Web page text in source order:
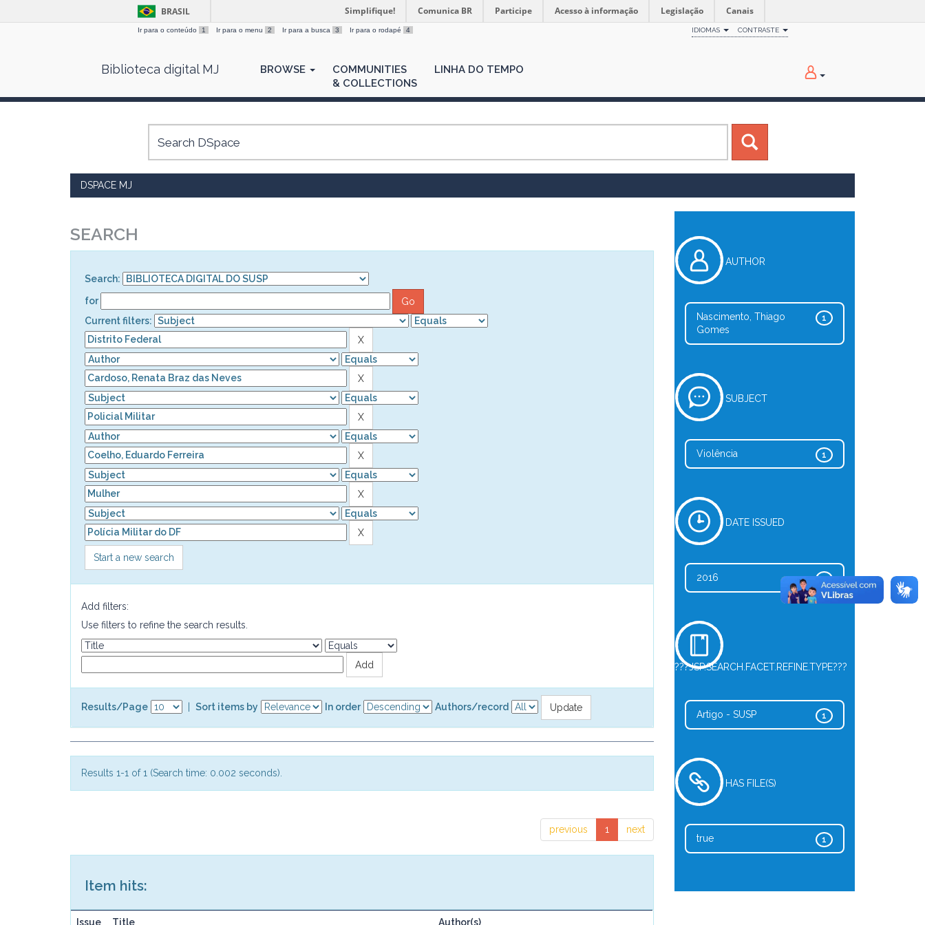
BRASIL Simplifique! Comunica BR Participe Acesso à informação Legislação Canais
Ir para o conteúdo 1 Ir para o menu 2 Ir para a busca 3 Ir para o rodapé 4 IDIOMAS CONTRASTE
Biblioteca digital MJ BROWSE
COMMUNITIES
& COLLECTIONS
LINHA DO TEMPO
DSPACE MJ
SEARCH
Search:
for
Current filters:
Start a new search
Add filters:
Use filters to refine the search results.
Results/Page Sort items by In order Authors/record
Results 1-1 of 1 (Search time: 0.002 seconds).
previous 1 next
Item hits:
Issue Title Author(s)
AUTHOR
1
Nascimento, Thiago
Gomes
SUBJECT
1
Violência
DATE ISSUED
1
2016
???JSP.SEARCH.FACET.REFINE.TYPE???
1
Artigo - SUSP
HAS FILE(S)
1
true